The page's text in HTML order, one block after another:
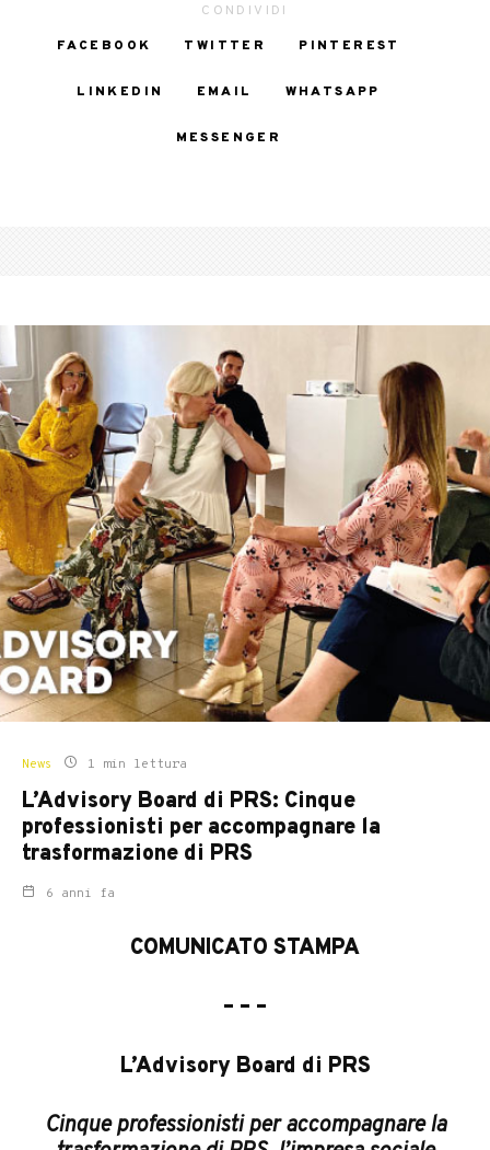
CONDIVIDI
FACEBOOK
TWITTER PINTEREST
LINKEDIN EMAIL WHATSAPP
MESSENGER
News 1 min lettura
L’Advisory Board di PRS: Cinque
professionisti per accompagnare la
trasformazione di PRS
6 anni fa
COMUNICATO STAMPA
– – –
L’Advisory Board di PRS
Cinque professionisti per accompagnare la